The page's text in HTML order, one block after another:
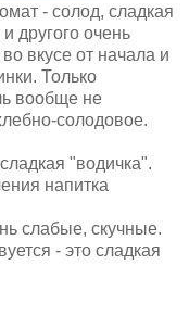
- солод, сладкая
другого очень
вкусе от начала и
Только
вообще не
солодовое.
"водичка".
напитка
слабые, скучные.
- это сладкая